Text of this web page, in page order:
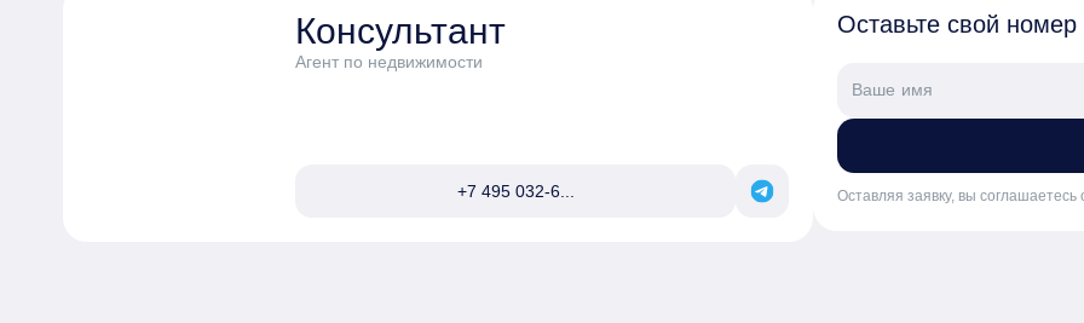
Консультант
Агент по недвижимости
+7 495 032-6...
Оставьте свой
Оставляя заявку, вы соглашаетесь